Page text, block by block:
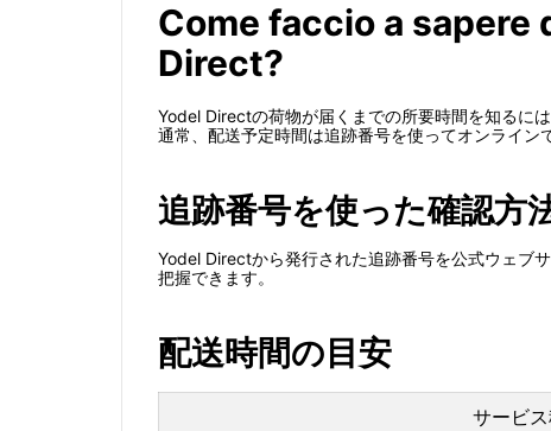
Come faccio a
Direct?
Yodel Directの荷物が届くまでの所要時間を知るに
通常、配送予定時間は追跡番号を使ってオンライン
追跡番号を使った確認方
Yodel Directから発行された追跡番号を公式ウェブ
把握できます。
配送時間の目安
サービ